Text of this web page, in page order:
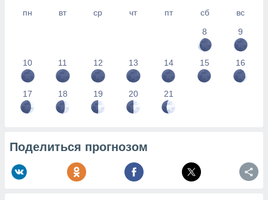
пн вт ср чт пт сб
вс
8
9
10 11 12 13 14 15 16
17 18 19 20 21
Поделиться прогнозом